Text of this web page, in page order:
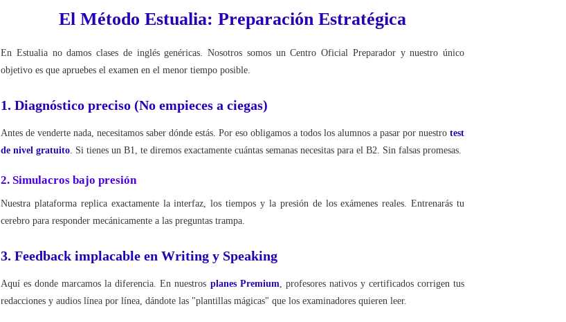
El Método Estualia: Preparación Estratégica
En Estualia no damos clases de inglés genéricas. Nosotros somos un Centro Oficial Preparador y nuestro único
objetivo es que apruebes el examen en el menor tiempo posible.
1. Diagnóstico preciso (No empieces a ciegas)
Antes de venderte nada, necesitamos saber dónde estás. Por eso obligamos a todos los alumnos a pasar por nuestro test
de nivel gratuito. Si tienes un B1, te diremos exactamente cuántas semanas necesitas para el B2. Sin falsas promesas.
2. Simulacros bajo presión
Nuestra plataforma replica exactamente la interfaz, los tiempos y la presión de los exámenes reales. Entrenarás tu
cerebro para responder mecánicamente a las preguntas trampa.
3. Feedback implacable en Writing y Speaking
Aquí es donde marcamos la diferencia. En nuestros planes Premium, profesores nativos y certificados corrigen tus
redacciones y audios línea por línea, dándote las "plantillas mágicas" que los examinadores quieren leer.